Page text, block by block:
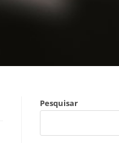
Pesquisar